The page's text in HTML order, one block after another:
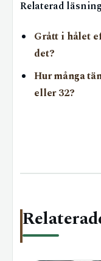
Relaterad
Grått i hålet
det?
Hur många
eller 32?